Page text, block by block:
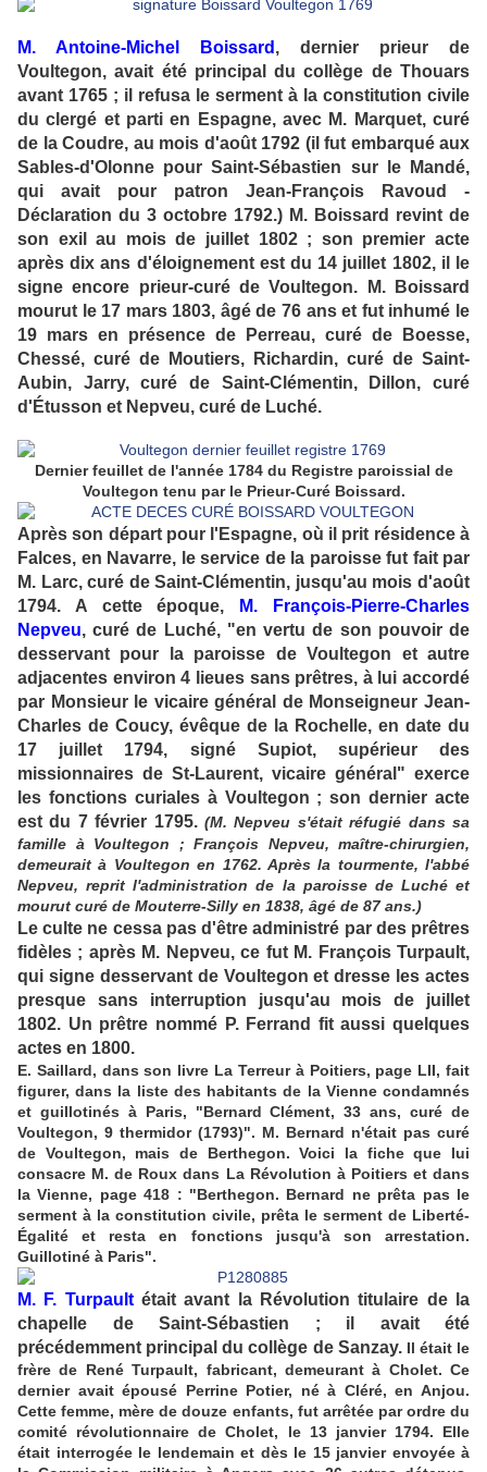
M. Antoine-Michel Boissard , dernier prieur de
Voultegon, avait été principal du collège de Thouars
avant 1765 ; il refusa le serment à la constitution civile
du clergé et parti en Espagne, avec M. Marquet, curé
de la Coudre, au mois d'août 1792 (il fut embarqué aux
Sables-d'Olonne pour Saint-Sébastien sur le Mandé,
qui avait pour patron Jean-François Ravoud -
Déclaration du 3 octobre 1792.) M. Boissard revint de
son exil au mois de juillet 1802 ; son premier acte
après dix ans d'éloignement est du 14 juillet 1802, il le
signe encore prieur-curé de Voultegon. M. Boissard
mourut le 17 mars 1803, âgé de 76 ans et fut inhumé le
19 mars en présence de Perreau, curé de Boesse,
Chessé, curé de Moutiers, Richardin, curé de Saint-
Aubin, Jarry, curé de Saint-Clémentin, Dillon, curé
d'Étusson et Nepveu, curé de Luché.
Dernier feuillet de l'année 1784 du Registre paroissial de
Voultegon tenu par le Prieur-Curé Boissard.
Après son départ pour l'Espagne, où il prit résidence à
Falces, en Navarre, le service de la paroisse fut fait par
M. Larc, curé de Saint-Clémentin, jusqu'au mois d'août
1794. A cette époque,
M. François-Pierre-Charles
Nepveu, curé de Luché, "en vertu de son pouvoir de
desservant pour la paroisse de Voultegon et autre
adjacentes environ 4 lieues sans prêtres, à lui accordé
par Monsieur le vicaire général de Monseigneur Jean-
Charles de Coucy, évêque de la Rochelle, en date du
17 juillet 1794, signé Supiot, supérieur des
missionnaires de St-Laurent, vicaire général" exerce
les fonctions curiales à Voultegon ; son dernier acte
est du 7 février 1795. (M. Nepveu s'était réfugié dans sa
famille à Voultegon ; François Nepveu, maître-chirurgien,
demeurait à Voultegon en 1762. Après la tourmente, l'abbé
Nepveu, reprit l'administration de la paroisse de Luché et
mourut curé de Mouterre-Silly en 1838, âgé de 87 ans.)
Le culte ne cessa pas d'être administré par des prêtres
fidèles ; après M. Nepveu, ce fut M. François Turpault,
qui signe desservant de Voultegon et dresse les actes
presque sans interruption jusqu'au mois de juillet
1802. Un prêtre nommé P. Ferrand fit aussi quelques
actes en 1800.
E. Saillard, dans son livre La Terreur à Poitiers, page LII, fait
figurer, dans la liste des habitants de la Vienne condamnés
et guillotinés à Paris, "Bernard Clément, 33 ans, curé de
Voultegon, 9 thermidor (1793)". M. Bernard n'était pas curé
de Voultegon, mais de Berthegon. Voici la fiche que lui
consacre M. de Roux dans La Révolution à Poitiers et dans
la Vienne, page 418 : "Berthegon. Bernard ne prêta pas le
serment à la constitution civile, prêta le serment de Liberté-
Égalité et resta en fonctions jusqu'à son arrestation.
Guillotiné à Paris".
M. F. Turpaultétait avant la Révolution titulaire de la
chapelle de Saint-Sébastien ; il avait été
précédemment principal du collège de Sanzay.Il était le
frère de René Turpault, fabricant, demeurant à Cholet. Ce
dernier avait épousé Perrine Potier, né à Cléré, en Anjou.
Cette femme, mère de douze enfants, fut arrêtée par ordre du
comité révolutionnaire de Cholet, le 13 janvier 1794. Elle
était interrogée le lendemain et dès le 15 janvier envoyée à